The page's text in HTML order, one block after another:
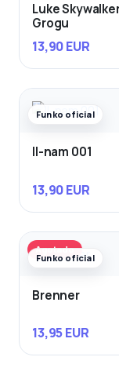
Luke
Grogu
13,90 EUR
Funko oficial
Il-nam 001
13,90 EUR
Agotado
Funko oficial
Brenner
13,95 EUR